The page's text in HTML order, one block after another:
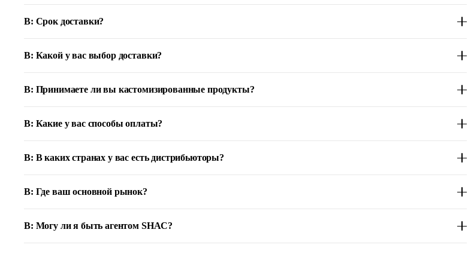
В: Срок доставки?
В: Какой у вас выбор доставки?
В: Принимаете ли вы кастомизированные продукты?
В: Какие у вас способы оплаты?
В: В каких странах у вас есть дистрибьюторы?
В: Где ваш основной рынок?
В: Могу ли я быть агентом SHAC?